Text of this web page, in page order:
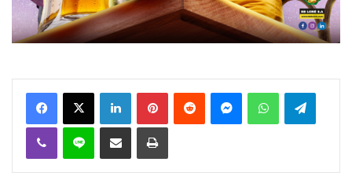
FacebookX Linkedin PinterestReddit MessengerWhatsAppTelegram
Viber Ligne Partager par email Imprimer